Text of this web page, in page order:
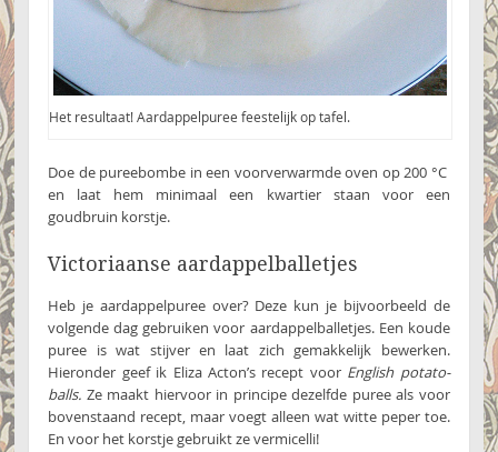
Het resultaat! Aardappelpuree feestelijk op tafel.
Doe de pureebombe in een voorverwarmde oven op 200 °C
en laat hem minimaal een kwartier staan voor een
goudbruin korstje.
Victoriaanse aardappelballetjes
Heb je aardappelpuree over? Deze kun je bijvoorbeeld de
volgende dag gebruiken voor aardappelballetjes. Een koude
puree is wat stijver en laat zich gemakkelijk bewerken.
Hieronder geef ik Eliza Acton’s recept voor English potato-
balls. Ze maakt hiervoor in principe dezelfde puree als voor
bovenstaand recept, maar voegt alleen wat witte peper toe.
En voor het korstje gebruikt ze vermicelli!